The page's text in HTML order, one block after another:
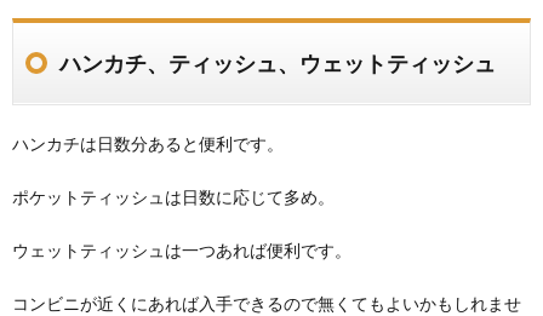
ハンカチ、ティッシュ、ウェットティッシュ
ハンカチは日数分あると便利です。
ポケットティッシュは日数に応じて多め。
ウェットティッシュは一つあれば便利です。
コンビニが近くにあれば入手できるので無くてもよいかもしれませ